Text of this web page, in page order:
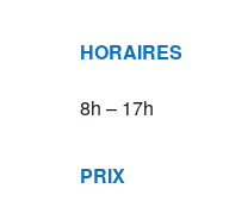
HORAIRES
8h – 17h
PRIX